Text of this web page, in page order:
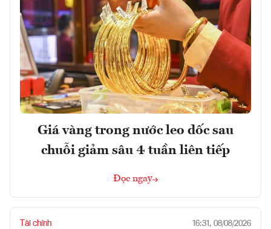
Giá vàng trong nước leo dốc sau
chuỗi giảm sâu 4 tuần liên tiếp
Đọc ngay
Tài chính 16:31, 08/08/2026